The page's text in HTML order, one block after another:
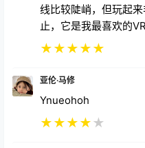
线比较陡峭，但玩起
止，它是我最喜欢的
★★★★★
亚伦·马修
Ynueohoh
★★★★★